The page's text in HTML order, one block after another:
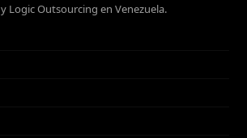
Logic Outsourcing en Venezuela.